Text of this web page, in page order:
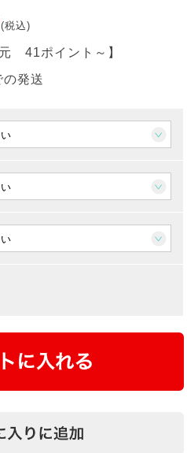
(税込)
元41ポイント～ 】
発送